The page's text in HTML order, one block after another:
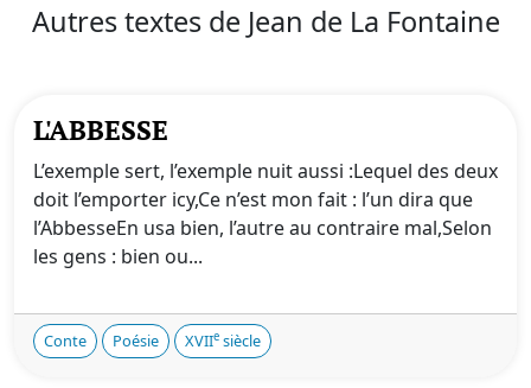
Autres textes de Jean de La Fontaine
L'ABBESSE
L’exemple sert, l’exemple nuit aussi :Lequel des deux
doit l’emporter icy,Ce n’est mon fait : l’un dira que
l’AbbesseEn usa bien, l’autre au contraire mal,Selon
les gens : bien ou...
Conte Poésie XVIIe siècle